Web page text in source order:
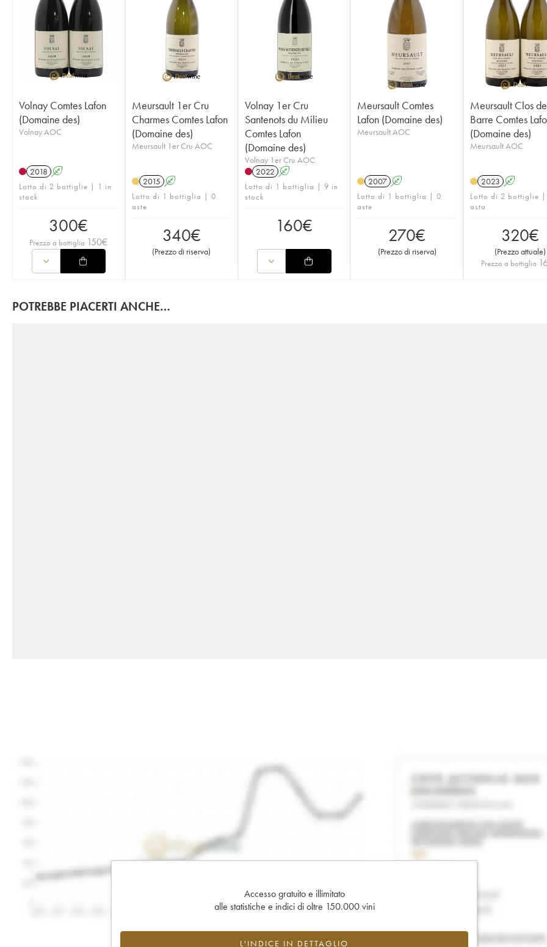
Volnay Comtes Lafon
(Domaine des)
Volnay AOC
2018 A
Lotto di 2 bottiglie | 1 in
stock
300€
Prezzo a bottiglia 150€
Meursault 1er Cru
Charmes Comtes Lafon
(Domaine des)
Meursault 1er Cru AOC
2015 A
Lotto di 1 bottiglia | 0
aste
340€
(Prezzo di riserva)
Volnay 1er Cru
Santenots du Milieu
Comtes Lafon
(Domaine des)
Volnay 1er Cru AOC
2022 A
Lotto di 1 bottiglia | 9 in
stock
160€
Meursault Comtes
Lafon (Domaine des)
Meursault AOC
2007 A
Lotto di 1 bottiglia | 0
aste
270€
(Prezzo di riserva)
Meursault Clos
Barre Comtes
(Domaine des)
Meursault AOC
2023 A
Lotto di 2 bottiglie
asta
320€
(Prezzo attuale)
Prezzo a bottiglia
POTREBBE PIACERTI ANCHE…
Accesso gratuito e illimitato
alle statistiche e indici di oltre 150.000 vini
L'INDICE IN DETTAGLIO